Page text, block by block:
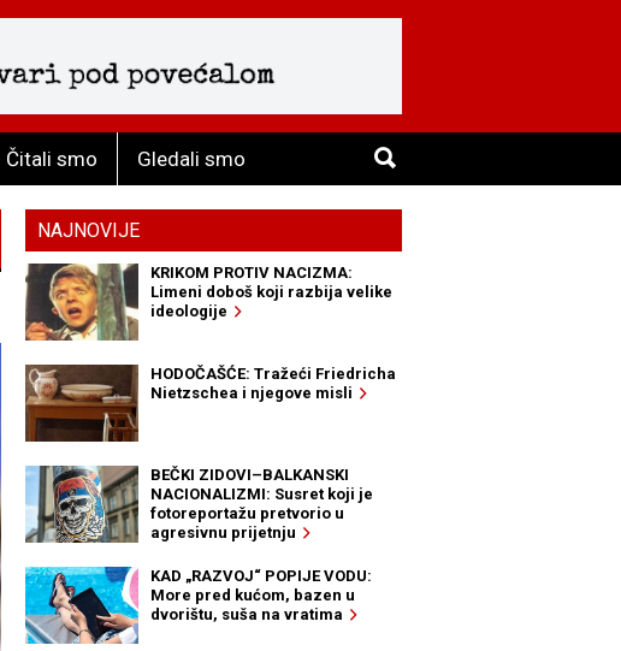
Čitali smo Gledali smo
NAJNOVIJE
KRIKOM PROTIV NACIZMA:
Limeni doboš koji razbija velike
ideologije
HODOČAŠĆE: Tražeći Friedricha
Nietzschea i njegove misli
BEČKI ZIDOVI–BALKANSKI
NACIONALIZMI: Susret koji je
fotoreportažu pretvorio u
agresivnu prijetnju
KAD „RAZVOJ“ POPIJE VODU:
More pred kućom, bazen u
dvorištu, suša na vratima